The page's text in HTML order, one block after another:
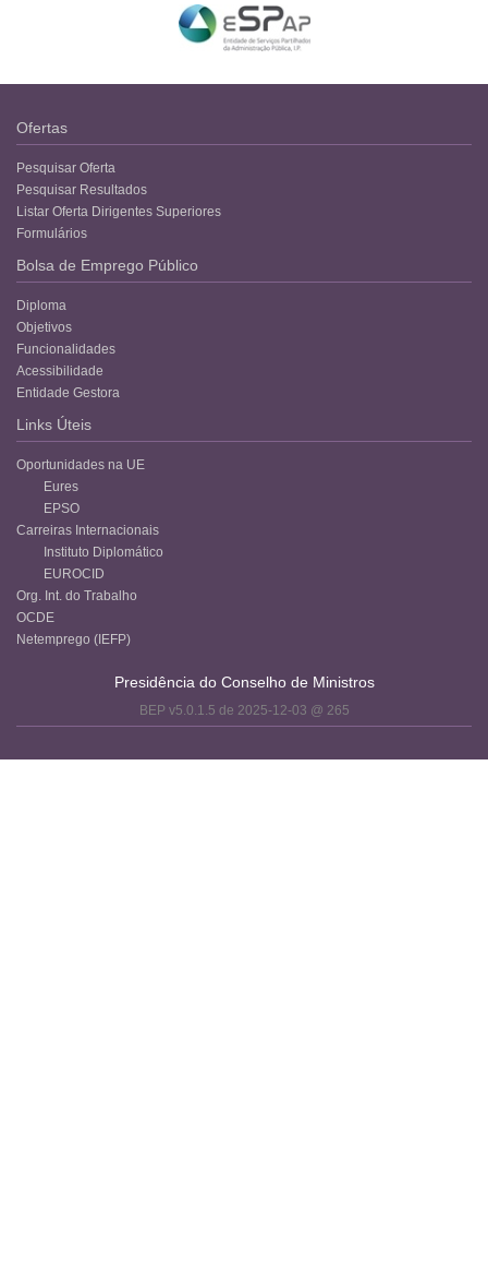
Ofertas
Pesquisar Oferta
Pesquisar Resultados
Listar Oferta Dirigentes Superiores
Formulários
Bolsa de Emprego Público
Diploma
Objetivos
Funcionalidades
Acessibilidade
Entidade Gestora
Links Úteis
Oportunidades na UE
Eures
EPSO
Carreiras Internacionais
Instituto Diplomático
EUROCID
Org. Int. do Trabalho
OCDE
Netemprego (IEFP)
Presidência do Conselho de Ministros
BEP v5.0.1.5 de 2025-12-03 @ 265